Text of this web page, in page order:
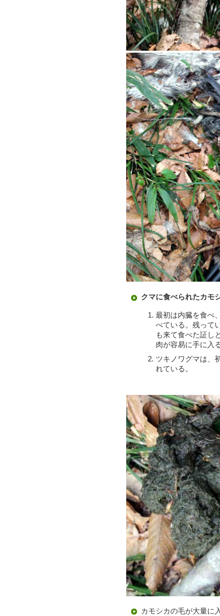
クマに食べられたカモ
最初は内臓を食べ
べている。残って
も来て食べた証し
肉が容易に手に入
ツキノワグマは、
れている。
カモシカの毛が大量に